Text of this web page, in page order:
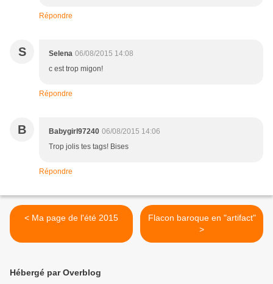
Répondre
S Selena 06/08/2015 14:08
c est trop migon!
Répondre
B Babygirl97240 06/08/2015 14:06
Trop jolis tes tags! Bises
Répondre
< Ma page de l'été 2015
Flacon baroque en "artifact"
>
Hébergé par Overblog